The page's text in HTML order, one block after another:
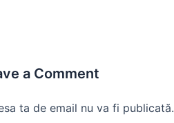
a Comment
ta de email nu va fi publicată.